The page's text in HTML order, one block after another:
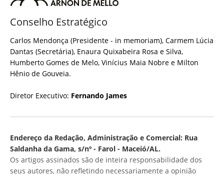
Conselho Estratégico
Carlos Mendonça (Presidente - in memoriam), Carmem Lúcia
Dantas (Secretária), Enaura Quixabeira Rosa e Silva,
Humberto Gomes de Melo, Vinícius Maia Nobre e Milton
Hênio de Gouveia.
Diretor Executivo: Fernando James
Endereço da Redação, Administração e Comercial: Rua
Saldanha da Gama, s/nº - Farol - Maceió/AL.
Os artigos assinados são de inteira responsabilidade dos
seus autores, não refletindo necessariamente a opinião